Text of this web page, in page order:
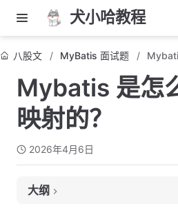
犬小哈教程
八股文 MyBatis 面试题
Mybatis 是怎
映射的？
2026年4月6日
大纲